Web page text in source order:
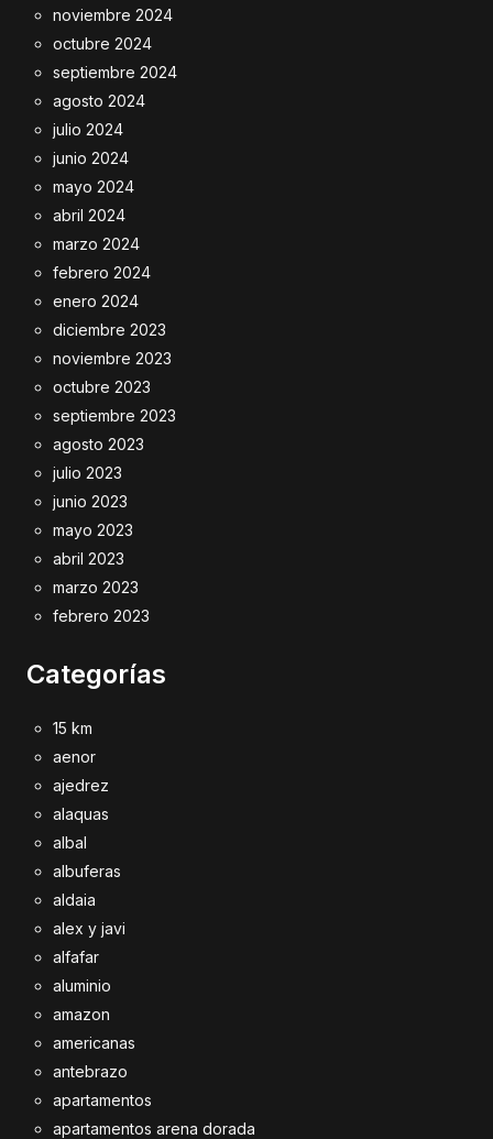
noviembre 2024
octubre 2024
septiembre 2024
agosto 2024
julio 2024
junio 2024
mayo 2024
abril 2024
marzo 2024
febrero 2024
enero 2024
diciembre 2023
noviembre 2023
octubre 2023
septiembre 2023
agosto 2023
julio 2023
junio 2023
mayo 2023
abril 2023
marzo 2023
febrero 2023
Categorías
15 km
aenor
ajedrez
alaquas
albal
albuferas
aldaia
alex y javi
alfafar
aluminio
amazon
americanas
antebrazo
apartamentos
apartamentos arena dorada